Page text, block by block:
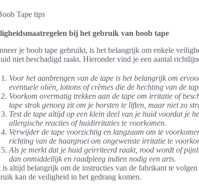
bij het gebruik van boob tape
je boob tape gebruikt, is het belangrijk om enkele
niet beschadigd raakt. Hieronder vind je een aantal
Voor het aanbrengen van de tape is het belangrijk om
eventuele oliën, lotions of crèmes die de hechting van de
Voorkom overmatig trekken aan de tape om irritatie of
tape strak genoeg zit om je borsten te liften, maar niet zo
Test de tape altijd op een klein deel van je huid voordat je
allergische reacties of huidirritaties te voorkomen.
Verwijder de tape voorzichtig en langzaam om te
richting van de haargroei om ongewenste irritatie te
Als je merkt dat je huid geïrriteerd raakt, rood wordt of
dan onmiddellijk en raadpleeg indien nodig een arts.
is altijd belangrijk om de instructies van de fabrikant te
kan de veiligheid in het gedrang komen.